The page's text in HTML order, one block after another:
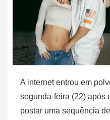
A internet entrou em
segunda-feira (22) após
postar uma sequência